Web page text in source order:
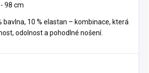
98 cm
bavlna, 10 % elastan – kombinace, která
odolnost a pohodlné nošení.